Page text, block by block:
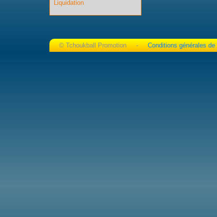
Liquidation
© Tchoukball Promotion - Conditions générales de